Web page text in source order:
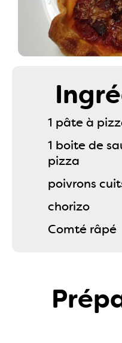
1 pâte à
1 boite de
pizza
poivrons
chorizo
Comté râpé